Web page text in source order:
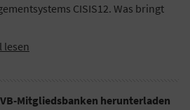
CISIS12. Was bringt
lesen
Mitgliedsbanken herunterladen